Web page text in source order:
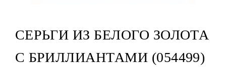
СЕРЬГИ ИЗ БЕЛОГО ЗОЛОТА
С БРИЛЛИАНТАМИ (054499)